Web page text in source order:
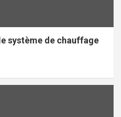
système de chauffage